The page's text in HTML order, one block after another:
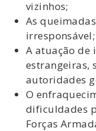
vizinhos;
As
irresponsável;
A atuação de
estrangeiras,
autoridades
O
dificuldades
Forças